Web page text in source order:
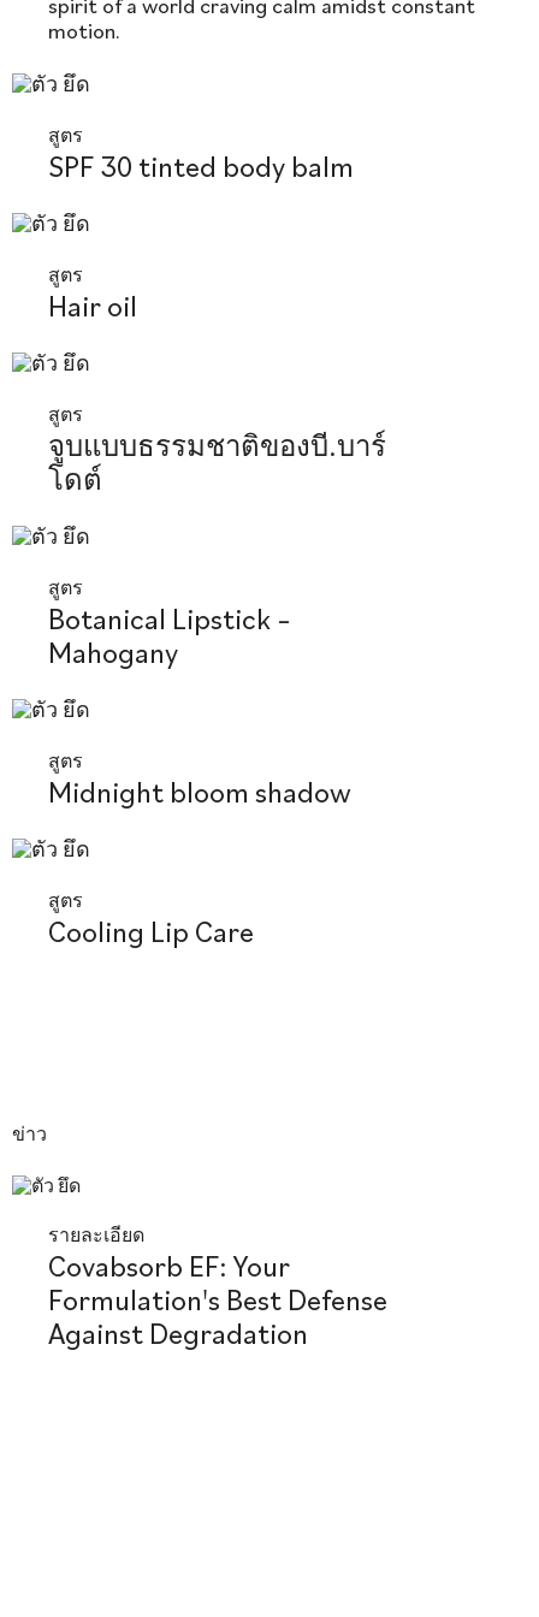
motion.
สูตร
SPF 30 tinted body balm
สูตร
Hair oil
สูตร
จูบแบบธรรมชาติของบี.บาร์
โดต์
สูตร
Botanical Lipstick –
Mahogany
สูตร
Midnight bloom shadow
สูตร
Cooling Lip Care
ข่าว
รายละเอียด
Covabsorb EF: Your
Formulation's Best Defense
Against Degradation